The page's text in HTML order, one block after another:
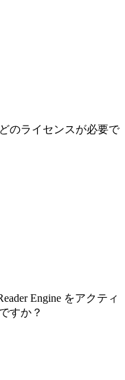
のライセンスが必要で
Engine をアクティ
すか？